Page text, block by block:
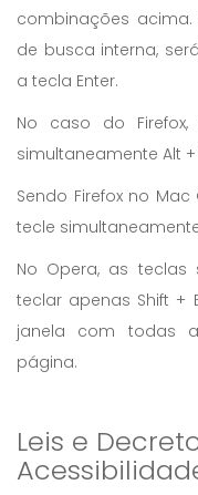
combinações
de busca interna,
a tecla Enter.
No caso do
simultaneamente Alt
Sendo Firefox no
tecle
No Opera, as teclas
teclar apenas Shift +
janela com todas
página.
Leis e